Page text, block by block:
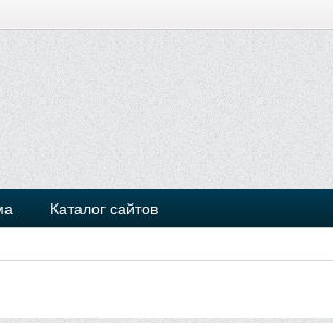
Каталог сайтов